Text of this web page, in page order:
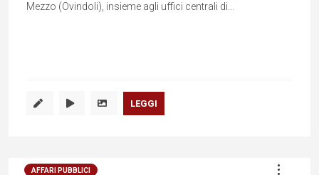
Mezzo (Ovindoli), insieme agli uffici centrali di...
LEGGI
AFFARI PUBBLICI